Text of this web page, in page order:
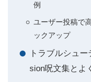
例
ユーザー投稿で
ックアップ
トラブルシュ
sion呪文集とよ